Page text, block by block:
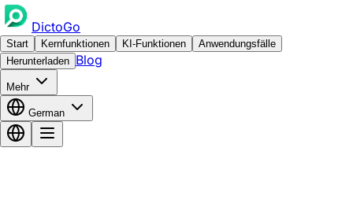
DictoGo
Start Kernfunktionen KI-Funktionen
Anwendungsfälle
Herunterladen Blog
Mehr
German